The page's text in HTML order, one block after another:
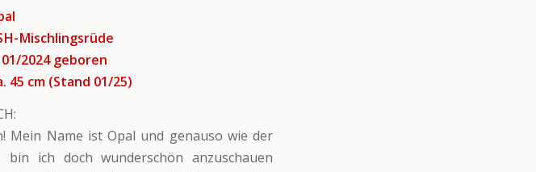
Mischlingsrüde
2024 geboren
45 cm (Stand 01/25)
Mein Name ist Opal und genauso wie der
bin ich doch wunderschön anzuschauen